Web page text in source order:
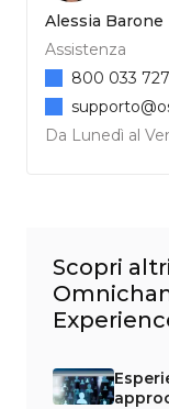
Alessia Barone
Assistenza
Da Lunedì al
800 033 727
Scopri